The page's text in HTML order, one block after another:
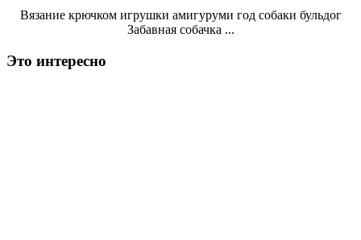
Вязание крючком игрушки амигуруми год собаки бульдог
Забавная собачка ...
Это интересно